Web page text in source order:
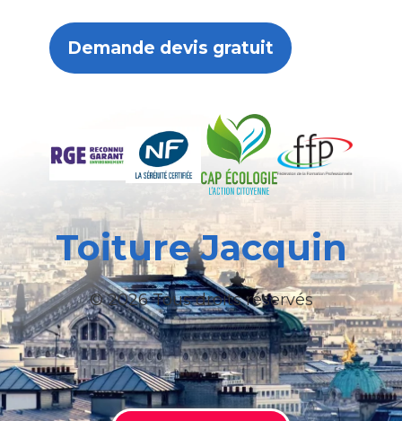
Demande devis gratuit
Toiture Jacquin
© 2026 Tous droits réservés